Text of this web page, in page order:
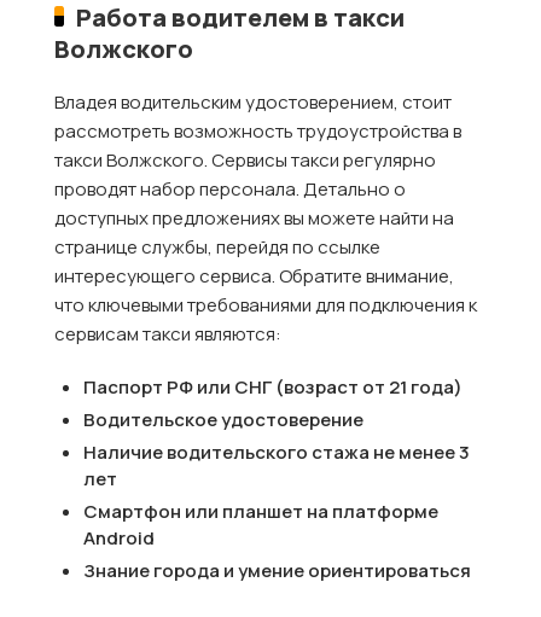
Работа водителем в такси
Волжского
Владея водительским удостоверением, стоит
рассмотреть возможность трудоустройства в
такси Волжского. Сервисы такси регулярно
проводят набор персонала. Детально о
доступных предложениях вы можете найти на
странице службы, перейдя по ссылке
интересующего сервиса. Обратите внимание,
что ключевыми требованиями для подключения к
сервисам такси являются:
Паспорт РФ или СНГ (возраст от 21 года)
Водительское удостоверение
Наличие водительского стажа не менее 3
лет
Смартфон или планшет на платформе
Android
Знание города и умение ориентироваться